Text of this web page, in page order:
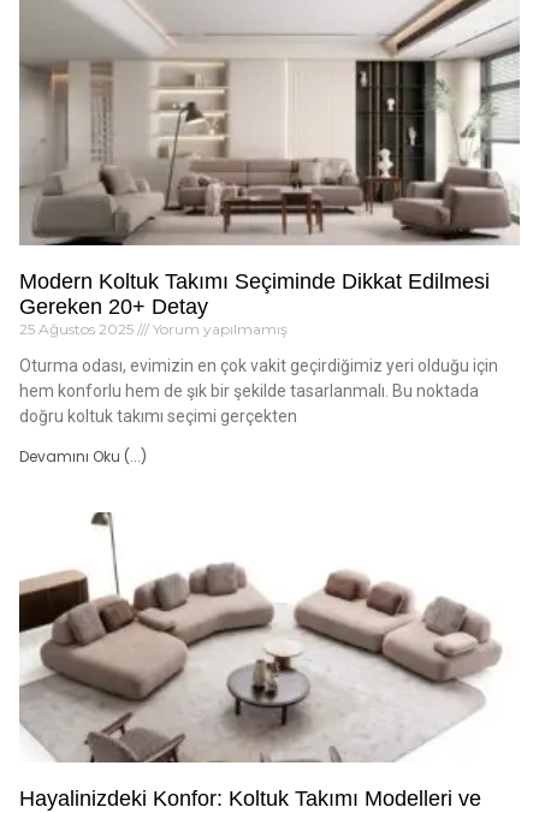
Modern Koltuk Takımı Seçiminde Dikkat Edilmesi
Gereken 20+ Detay
25 Ağustos 2025 Yorum yapılmamış
Oturma odası, evimizin en çok vakit geçirdiğimiz yeri olduğu için
hem konforlu hem de şık bir şekilde tasarlanmalı. Bu noktada
doğru koltuk takımı seçimi gerçekten
Devamını Oku (...)
Hayalinizdeki Konfor: Koltuk Takımı Modelleri ve